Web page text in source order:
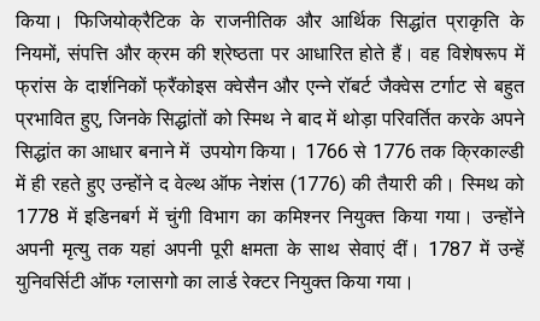
किया। फिजियोक्रैटिक के राजनीतिक और आर्थिक सिद्धांत प्राकृति के
नियमों, संपत्ति और क्रम की श्रेष्‍ठता पर आधारित होते हैं। वह विशेषरूप में
फ्रांस के दार्शनिकों फ्रैंकोइस क्‍वेसैन और एन्‍ने रॉबर्ट जैक्‍वेस टर्गाट से बहुत
प्रभावित हुए, जिनके सिद्धांतों को स्‍मिथ ने बाद में थोड़ा परिवर्तित करके अपने
सिद्धांत का आधार बनाने में उपयोग किया। 1766से 1776तक क्रिकाल्‍डी
में ही रहते हुए उन्‍होंने द वेल्‍थ ऑफ नेशंस(1776)की तैयारी की। स्‍मिथ को
1778में इडिनबर्ग में चुंगी विभाग का कमिश्‍नर नियुक्‍त किया गया। उन्‍होंने
अपनी मृत्‍यु तक यहां अपनी पूरी क्षमता के साथ सेवाएं दीं। 1787में उन्‍हें
युनिवर्सिटी ऑफ ग्‍लासगो का लार्ड रेक्‍टर नियुक्‍त किया गया।